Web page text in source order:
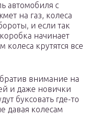
автомобиля с
на газ, колеса
и если так
начинает
колеса крутятся все
внимание на
и даже новички
буксовать где-то
давая колесам